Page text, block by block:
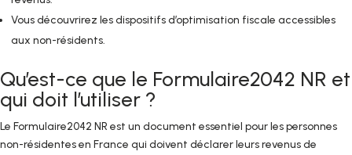
Vous découvrirez les dispositifs d’optimisation fiscale accessibles
aux non-résidents.
Qu’est-ce que le Formulaire2042 NR et
qui doit l’utiliser ?
Le Formulaire2042 NR est un document essentiel pour les personnes
non-résidentes en France qui doivent déclarer leurs revenus de